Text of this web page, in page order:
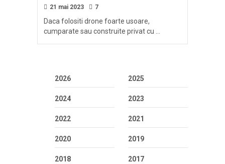
21 mai 2023 7
Daca folositi drone foarte usoare,
cumparate sau construite privat cu …
2026 2025
2024 2023
2022 2021
2020 2019
2018 2017